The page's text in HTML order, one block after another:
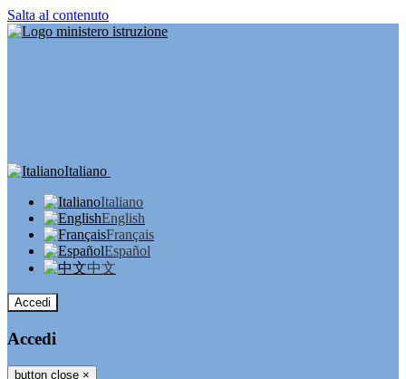
Salta al contenuto
Italiano
Italiano
English
Français
Español
中文
Accedi
Accedi
button close ×